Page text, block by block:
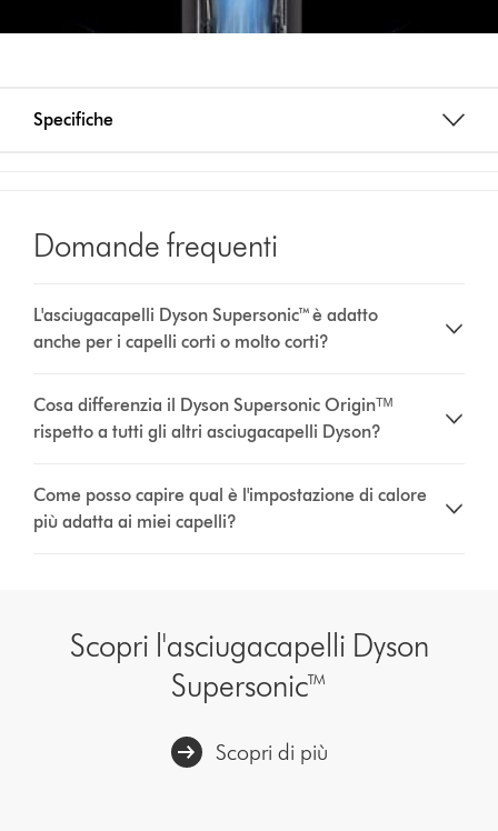
Specifiche
Domande frequenti
L'asciugacapelli Dyson Supersonic™ è adatto
anche per i capelli corti o molto corti?
Cosa differenzia il Dyson Supersonic Originᵀᴹ
rispetto a tutti gli altri asciugacapelli Dyson?
Come posso capire qual è l'impostazione di calore
più adatta ai miei capelli?
Scopri l'asciugacapelli Dyson
Supersonic™
Scopri di più